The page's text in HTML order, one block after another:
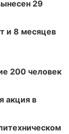
29
и 8 месяцев
200 человек
акция в